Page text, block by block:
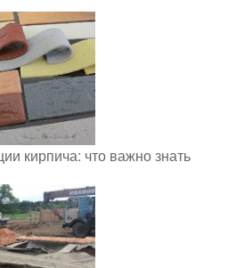
кирпича: что важно знать